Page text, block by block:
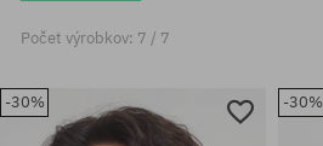
Počet výrobkov: 7 / 7
-30% -30%